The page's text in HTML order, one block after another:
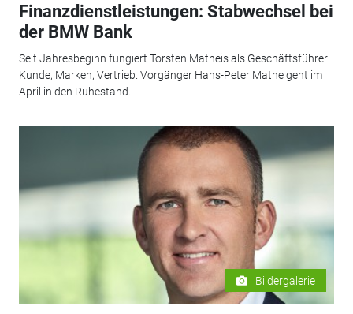
Finanzdienstleistungen: Stabwechsel bei
der BMW Bank
Seit Jahresbeginn fungiert Torsten Matheis als Geschäftsführer
Kunde, Marken, Vertrieb. Vorgänger Hans-Peter Mathe geht im
April in den Ruhestand.
Bildergalerie